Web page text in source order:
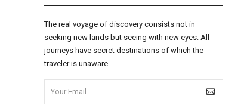
The real voyage of discovery consists not in
seeking new lands but seeing with new eyes. All
journeys have secret destinations of which the
traveler is unaware.